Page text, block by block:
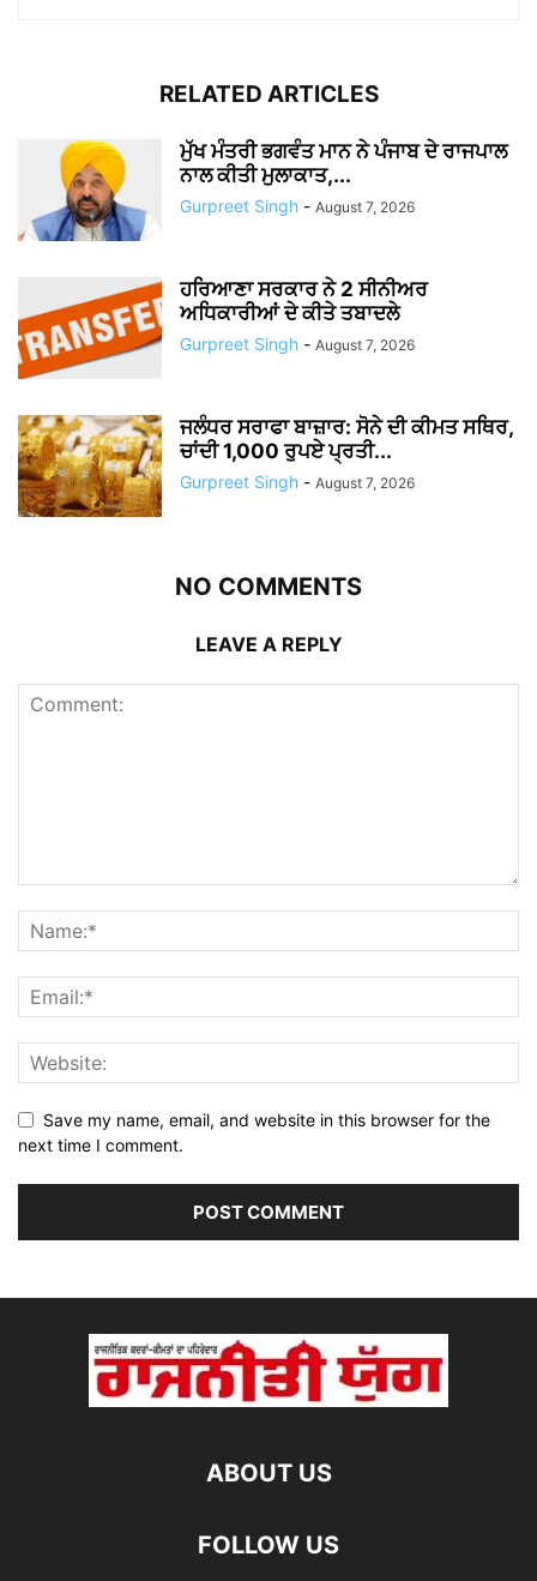
RELATED ARTICLES
ਮੁੱਖ ਮੰਤਰੀ ਭਗਵੰਤ ਮਾਨ ਨੇ ਪੰਜਾਬ ਦੇ ਰਾਜਪਾਲ
ਨਾਲ ਕੀਤੀ ਮੁਲਾਕਾਤ,...
Gurpreet Singh - August 7, 2026
ਹਰਿਆਣਾ ਸਰਕਾਰ ਨੇ 2 ਸੀਨੀਅਰ
ਅਧਿਕਾਰੀਆਂ ਦੇ ਕੀਤੇ ਤਬਾਦਲੇ
Gurpreet Singh - August 7, 2026
ਜਲੰਧਰ ਸਰਾਫਾ ਬਾਜ਼ਾਰ: ਸੋਨੇ ਦੀ ਕੀਮਤ ਸਥਿਰ,
ਚਾਂਦੀ 1,000 ਰੁਪਏ ਪ੍ਰਤੀ...
Gurpreet Singh - August 7, 2026
NO COMMENTS
LEAVE A REPLY
Save my name, email, and website in this browser for the
next time I comment.
ABOUT US
FOLLOW US